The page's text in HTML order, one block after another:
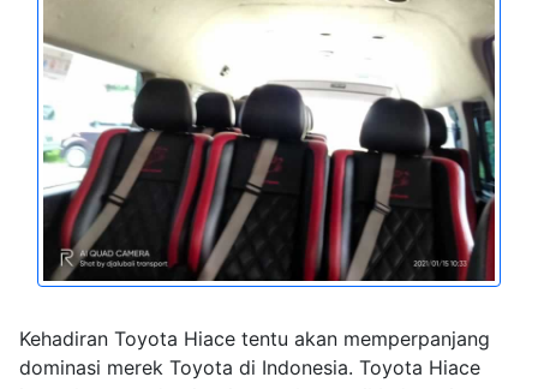
Kehadiran Toyota Hiace tentu akan memperpanjang
dominasi merek Toyota di Indonesia. Toyota Hiace